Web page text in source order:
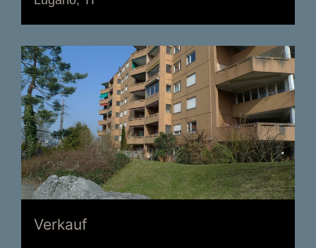
Verkauf